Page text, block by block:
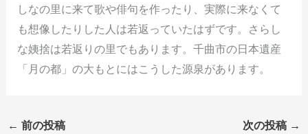
しなの里に来て歌や俳句を作ったり、実際に来なくて
も想像したりした人は若返っていたはずです。さらし
な姨捨は若返りの里でもあります。千曲市の日本遺産
「月の都」の大もとにはこうした源泉があります。
← 前の投稿 次の投稿 →